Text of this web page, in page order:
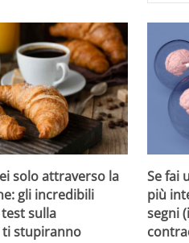
solo attraverso la
gli incredibili
sulla
stupiranno
Se fai
più
segni